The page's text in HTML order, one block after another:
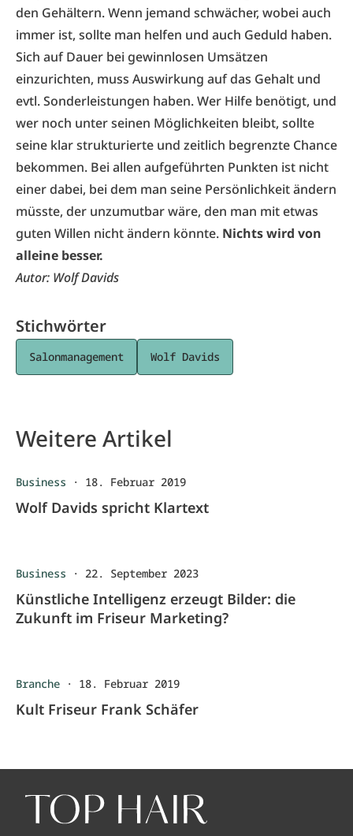
den Gehältern. Wenn jemand schwächer, wobei auch
immer ist, sollte man helfen und auch Geduld haben.
Sich auf Dauer bei gewinnlosen Umsätzen
einzurichten, muss Auswirkung auf das Gehalt und
evtl. Sonderleistungen haben. Wer Hilfe benötigt, und
wer noch unter seinen Möglichkeiten bleibt, sollte
seine klar strukturierte und zeitlich begrenzte Chance
bekommen. Bei allen aufgeführten Punkten ist nicht
einer dabei, bei dem man seine Persönlichkeit ändern
müsste, der unzumutbar wäre, den man mit etwas
guten Willen nicht ändern könnte. Nichts wird von
alleine besser.
Autor: Wolf Davids
Stichwörter
Salonmanagement Wolf Davids
Weitere Artikel
Business · 18. Februar 2019
Wolf Davids spricht Klartext
Business · 22. September 2023
Künstliche Intelligenz erzeugt Bilder: die
Zukunft im Friseur Marketing?
Branche · 18. Februar 2019
Kult Friseur Frank Schäfer